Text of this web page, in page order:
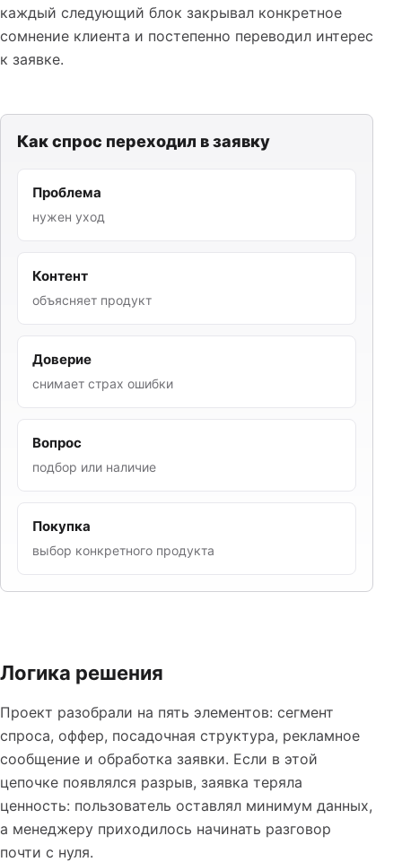
каждый следующий блок закрывал конкретное
сомнение клиента и постепенно переводил интерес
к заявке.
Как спрос переходил в заявку
Проблема
нужен уход
Контент
объясняет продукт
Доверие
снимает страх ошибки
Вопрос
подбор или наличие
Покупка
выбор конкретного продукта
Логика решения
Проект разобрали на пять элементов: сегмент
спроса, оффер, посадочная структура, рекламное
сообщение и обработка заявки. Если в этой
цепочке появлялся разрыв, заявка теряла
ценность: пользователь оставлял минимум данных,
а менеджеру приходилось начинать разговор
почти с нуля.